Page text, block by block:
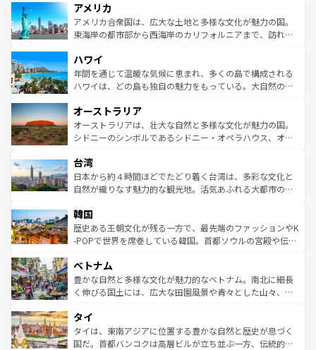
ンツ一覧を参照してほしい。
の建物がそのまま残る町や、スイスならではのユニークな
博物館もあり、アルプス観光だけでなく町歩きも満喫する
ことができる。国民の所得が高いため物価も高いが、旅行
ば市内交通費無料で観光を楽しむこともできる。 なお、新
着のスイス情報はコンテンツ一覧 を参照してほしい。
アメリカ
アメリカ合衆国は、広大な土地と多様な文化が魅力の国。
東海岸の都市部から西海岸のカリフォルニアまで、訪れる
のような巨大都市は、観光、ショッピング、エンターテイ
ンメントが詰まった刺激的なスポットだ。一方、アメリカ
西部には大自然が広がり、グランドキャニオンやイエロー
部のニューオーリンズでは、音楽と美食が融合した独特の
文化が魅力。旅行者はアメリカの各地域で異なる魅力を楽
しみながら、その多様性と豊かな歴史を感じることができ
ならではの贅沢な旅のスタイルだ。 なお、新着のアメリカ
情報はコンテンツ一覧を参照してほしい。
ハワイ
年間を通じて温暖な気候に恵まれ、多くの島で構成される
ハワイは、どの島も独自の魅力をもっている。大自然の神
ワイ島は見逃せない。また、定番の観光地といえばオアフ
島だが、静かな自然を求めるならマウイ島やカウアイ島が
おすすめ。エメラルドグリーンに輝く海をはじめ、豊かな
れるおもてなしの心で訪れる人々を迎えてくれるハワイの
人々、おいしいローカルフードやハワイアンミュージッ
ク、伝統的なフラダンスなど、すべてがハワイの魅力を彩
ワイを、存分に味わってほしい。 なお、新着のハワイ情報
はコンテンツ一覧を参照してほしい。
オーストラリア
オーストラリアは、壮大な自然と多様な文化が魅力の国。
シドニーのシンボルであるシドニー・オペラハウス、オー
リアリーフや大陸中央部にそびえるウルル（エアーズロッ
ク）、タスマニアの美しい原生林やケアンズの熱帯雨林な
ど、見どころがたくさん。また、カフェやワイン、オージ
いる。アクティビティも充実しており、サーフィンやダイ
ビング、ハイキングなど、アウトドア好きにはたまらな
い。オーストラリアの多彩な魅力を存分に味わいつくそ
参照してほしい。
台湾
日本から約４時間ほどでたどり着く台湾は、多彩な文化と
自然が織りなす魅力的な観光地。活気あふれる大都市の台
ン）、静ひつな山岳地帯である台湾東部など、都市の喧騒
と山間の静けさが共存しており、訪れる人に新しい発見と
驚きをもたらしてくれる。また、奥深い台湾の食文化も魅
容にもいいと評判のスイーツなど、バラエティ豊かな料理
が味わえる。 なお、新着の台湾情報は コンテンツ一覧を参
照してほしい。
韓国
歴史ある王朝文化が残る一方で、最先端のファッションやK
-POPで世界を席巻している韓国。首都ソウルの宮殿や伝統
き、地方に足を延ばせば四季折々の自然美を楽しむことが
できる。そして、キムチや焼肉、絶品のストリートフード
まで、さまざまな韓国料理が待っている。夜には、韓国な
リティに包まれながら、韓国の多彩な魅力を心ゆくまで味
わってみてほしい。 なお、新着の韓国情報はコンテンツ一
覧を参照してほしい。
ベトナム
豊かな自然と多様な文化が魅力的なベトナム。南北に細長
く伸びる国土には、広大な田園風景や青々とした山々、世
急速な発展と共に伝統が息づく。ハノイの古い町並みやホ
ーチミン市のフランス統治時代の建物も、独特の雰囲気を
醸し出している。また、バラエティの豊かさとおいしさで
タイ
タイは、東南アジアに位置する豊かな自然と歴史が息づく
国だ。首都バンコクは高層ビルが立ち並ぶ一方、伝統的な